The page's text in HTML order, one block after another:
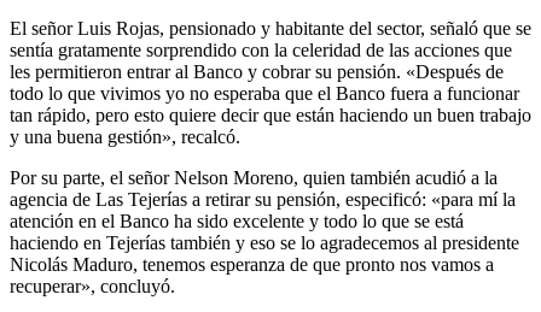
El señor Luis Rojas, pensionado y habitante del sector, señaló que se
sentía gratamente sorprendido con la celeridad de las acciones que
les permitieron entrar al Banco y cobrar su pensión. «Después de
todo lo que vivimos yo no esperaba que el Banco fuera a funcionar
tan rápido, pero esto quiere decir que están haciendo un buen trabajo
y una buena gestión», recalcó.
Por su parte, el señor Nelson Moreno, quien también acudió a la
agencia de Las Tejerías a retirar su pensión, especificó: «para mí la
atención en el Banco ha sido excelente y todo lo que se está
haciendo en Tejerías también y eso se lo agradecemos al presidente
Nicolás Maduro, tenemos esperanza de que pronto nos vamos a
recuperar», concluyó.